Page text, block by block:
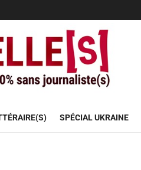
SPÉCIAL UKRAINE